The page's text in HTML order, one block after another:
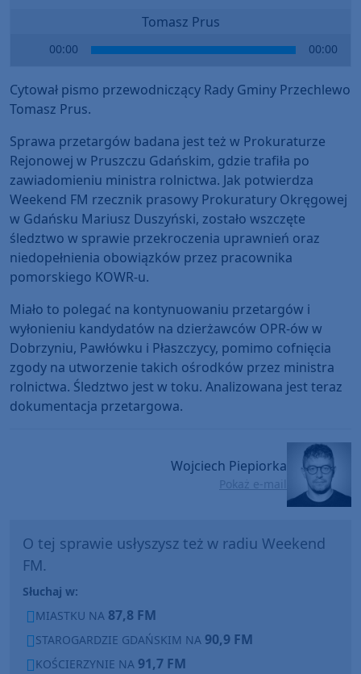
Tomasz Prus
00:00 00:00
Cytował pismo przewodniczący Rady Gminy Przechlewo
Tomasz Prus.
Sprawa przetargów badana jest też w Prokuraturze
Rejonowej w Pruszczu Gdańskim, gdzie trafiła po
zawiadomieniu ministra rolnictwa. Jak potwierdza
Weekend FM rzecznik prasowy Prokuratury Okręgowej
w Gdańsku Mariusz Duszyński, zostało wszczęte
śledztwo w sprawie przekroczenia uprawnień oraz
niedopełnienia obowiązków przez pracownika
pomorskiego KOWR-u.
Miało to polegać na kontynuowaniu przetargów i
wyłonieniu kandydatów na dzierżawców OPR-ów w
Dobrzyniu, Pawłówku i Płaszczycy, pomimo cofnięcia
zgody na utworzenie takich ośrodków przez ministra
rolnictwa. Śledztwo jest w toku. Analizowana jest teraz
dokumentacja przetargowa.
Wojciech Piepiorka
Pokaż e-mail
O tej sprawie usłyszysz też w radiu Weekend
FM.
Słuchaj w:
MIASTKU NA 87,8 FM
STAROGARDZIE GDAŃSKIM NA 90,9 FM
KOŚCIERZYNIE NA 91,7 FM